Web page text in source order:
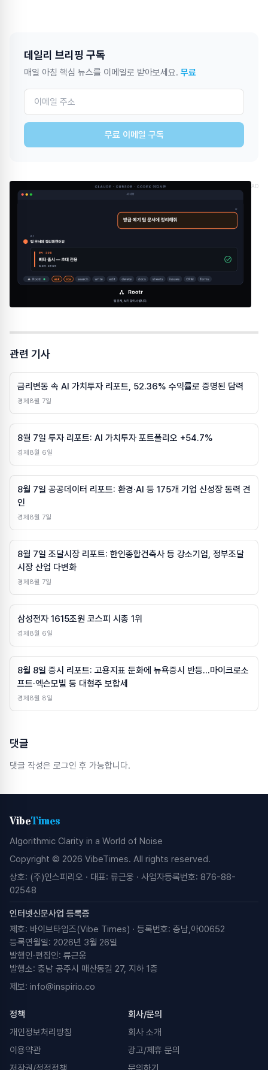
데일리 브리핑 구독
매일 아침 핵심 뉴스를 이메일로 받아보세요. 무료
무료 이메일 구독
AD
관련 기사
금리변동 속 AI 가치투자 리포트, 52.36% 수익률로 증명된 담력
경제 8월 7일
8월 7일 투자 리포트: AI 가치투자 포트폴리오 +54.7%
경제 8월 6일
8월 7일 공공데이터 리포트: 환경·AI 등 175개 기업 신성장 동력 견
인
경제 8월 7일
8월 7일 조달시장 리포트: 한인종합건축사 등 강소기업, 정부조달
시장 산업 다변화
경제 8월 7일
삼성전자 1615조원 코스피 시총 1위
경제 8월 6일
8월 8일 증시 리포트: 고용지표 둔화에 뉴욕증시 반등…마이크로소
프트·엑슨모빌 등 대형주 보합세
경제 8월 8일
댓글
댓글 작성은 로그인 후 가능합니다.
VibeTimes
Algorithmic Clarity in a World of Noise
Copyright © 2026 VibeTimes. All rights reserved.
상호: (주)인스피리오 · 대표: 류근웅 · 사업자등록번호: 876-88-
02548
인터넷신문사업 등록증
제호: 바이브타임즈(Vibe Times) · 등록번호: 충남,아00652
등록연월일: 2026년 3월 26일
발행인·편집인: 류근웅
발행소: 충남 공주시 매산동길 27, 지하 1층
제보: info@inspirio.co
정책
개인정보처리방침
이용약관
회사/문의
회사 소개
광고/제휴 문의